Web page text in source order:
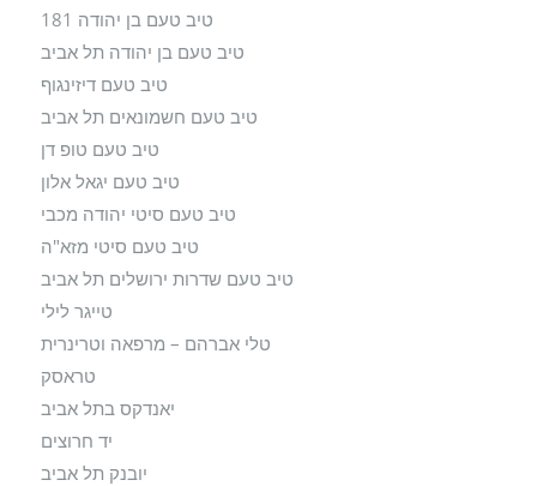
טיב טעם בן יהודה 181
טיב טעם בן יהודה תל אביב
טיב טעם דיזינגוף
טיב טעם חשמונאים תל אביב
טיב טעם טופ דן
טיב טעם יגאל אלון
טיב טעם סיטי יהודה מכבי
טיב טעם סיטי מזא"ה
טיב טעם שדרות ירושלים תל אביב
טייגר לילי
טלי אברהם – מרפאה וטרינרית
טראסק
יאנדקס בתל אביב
יד חרוצים
יובנק תל אביב